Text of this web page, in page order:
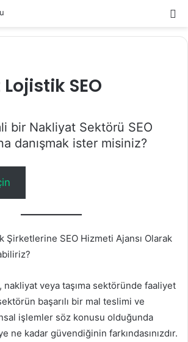
SEO
bir Nakliyat Sektörü SEO
danışmak ister misiniz?
Şirketlerine SEO Hizmeti Ajansı Olarak
veya taşıma sektöründe faaliyet
başarılı bir mal teslimi ve
işlemler söz konusu olduğunda
ne kadar güvendiğinin farkındasınızdır.